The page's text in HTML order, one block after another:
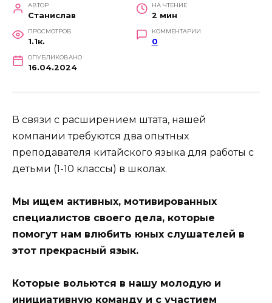
АВТОР
Станислав
НА ЧТЕНИЕ
2 мин
ПРОСМОТРОВ
1.1к.
КОММЕНТАРИИ
0
ОПУБЛИКОВАНО
16.04.2024
В связи с расширением штата, нашей
компании требуются два опытных
преподавателя китайского языка для работы с
детьми (1-10 классы) в школах.
Мы ищем активных, мотивированных
специалистов своего дела, которые
помогут нам влюбить юных слушателей в
этот прекрасный язык.
Которые вольются в нашу молодую и
инициативную команду и с участием